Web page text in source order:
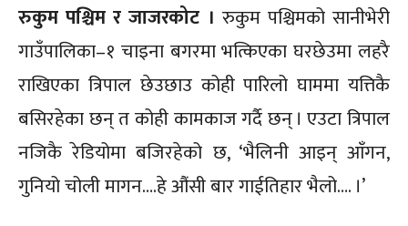
रुकुम पश्चिम र जाजरकोट । रुकुम पश्चिमको सानीभेरी
गाउँपालिका–१ चाइना बगरमा भत्किएका घरछेउमा लहरै
राखिएका त्रिपाल छेउछाउ कोही पारिलो घाममा यत्तिकै
बसिरहेका छन् त कोही कामकाज गर्दै छन् । एउटा त्रिपाल
नजिकै रेडियोमा बजिरहेको छ, ‘भैलिनी आइन् आँगन,
गुनियो चोली मागन….हे औंसी बार गाईतिहार भैलो…. ।’